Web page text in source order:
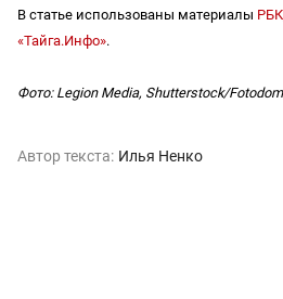
В статье использованы материалы РБК
«Тайга.Инфо».
Фото: Legion Media, Shutterstock/
Автор текста: Илья Ненко